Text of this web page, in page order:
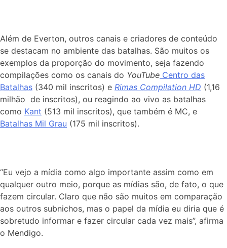
Além de Everton, outros canais e criadores de conteúdo
se destacam no ambiente das batalhas. São muitos os
exemplos da proporção do movimento, seja fazendo
compilações como os canais do YouTube Centro das
Batalhas (340 mil inscritos) e Rimas Compilation HD (1,16
milhão de inscritos), ou reagindo ao vivo as batalhas
como Kant (513 mil inscritos), que também é MC, e
Batalhas Mil Grau (175 mil inscritos).
“Eu vejo a mídia como algo importante assim como em
qualquer outro meio, porque as mídias são, de fato, o que
fazem circular. Claro que não são muitos em comparação
aos outros subnichos, mas o papel da mídia eu diria que é
sobretudo informar e fazer circular cada vez mais”, afirma
o Mendigo.